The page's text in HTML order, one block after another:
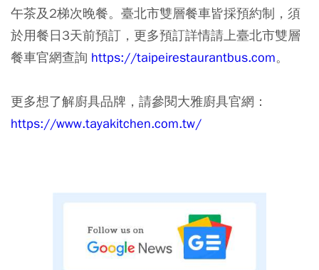
午茶及2梯次晚餐。臺北市雙層餐車皆採預約制，須
於用餐日3天前預訂，更多預訂詳情請上臺北市雙層
餐車官網查詢 https://taipeirestaurantbus.com。
更多想了解廚具品牌，請參閱大雅廚具官網：
https://www.tayakitchen.com.tw/